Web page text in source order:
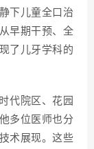
下儿童全口治
早期干预、全
了儿牙学科的
代院区、花园
多位医师也分
术展现。这些